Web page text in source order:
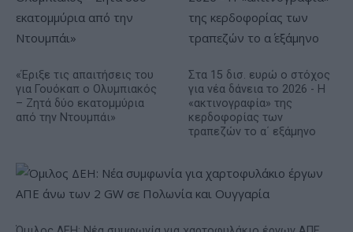
«Έριξε τις απαιτήσεις του
για Γουόκαπ ο Ολυμπιακός
– Ζητά δύο εκατομμύρια
από την Ντουμπάι»
Στα 15 δισ. ευρώ ο στόχος
για νέα δάνεια το 2026 - Η
«ακτινογραφία» της
κερδοφορίας των
τραπεζών το α΄ εξάμηνο